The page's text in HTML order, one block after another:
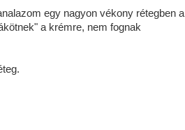
egy nagyon vékony rétegben a
a krémre, nem fognak